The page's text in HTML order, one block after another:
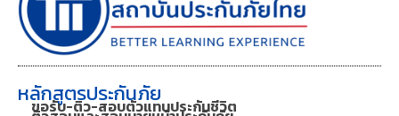
หลักสูตรประกันภัย
ขอรับ-ติว-สอบตัวแทนประกันชีวิต